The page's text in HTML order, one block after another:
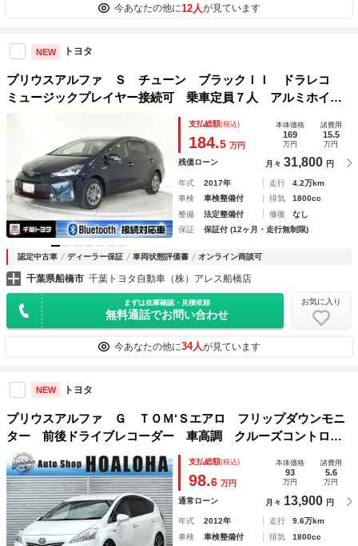
今あなたの他に12人が見ています
NEW トヨタ
プリウスアルファ Ｓ チューン ブラックＩＩ ドラレコ
ミュージックプレイヤー接続可 乗車定員７人 アルミホイー
ル ＬＥＤヘッドランプ キーレス ＣＤ 盗難防止装置 ハ
イブリッド オートクルーズコントロール メモリーナビ
支払総額(税込)
184.5 万円
本体価格
169
万円
諸費用
15.5
万円
残価ローン 月々 31,800 円
年式 2017年 走行
4.2万km
車検
車検整備付 排気
1800cc
整備
法定整備付 修復
なし
保証
保証付 (12ヶ月・走行無制限)
認定中古車 ディーラー保証 車両状態評価書 オンライン商談可
千葉県船橋市 千葉トヨタ自動車（株）アレス船橋店
まずは在庫確認・見積依頼
無料通話でお問い合わせ
お気に入り
今あなたの他に34人が見ています
NEW トヨタ
プリウスアルファ Ｇ ＴＯＭ‘Ｓエアロ フリップダウンモニ
ター 前後ドライブレコーダー 車高調 クルーズコントロー
ル ガナドールマフラー 社外８インチナビ 地デジ（フルセ
グ） Ｂｌｕｅｔｏｏｔｈ バックカメラ ＥＴＣ
支払総額(税込)
98.6 万円
本体価格
93
万円
諸費用
5.6
万円
通常ローン 月々 13,900 円
年式 2012年 走行
9.6万km
車検
車検整備付 排気
1800cc